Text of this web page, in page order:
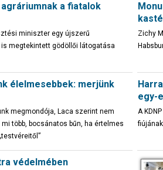
a fiatalok
miniszter egy újszerű
megtekintett gödöllői látogatása
Zichy
élelmesebbek: merjünk
megmondója, Laca szerint nem
több, bocsánatos bűn, ha értelmes
egy-
A
védelmében